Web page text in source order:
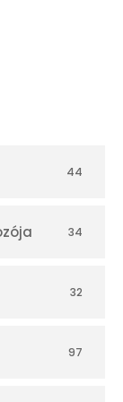
44
34
32
97